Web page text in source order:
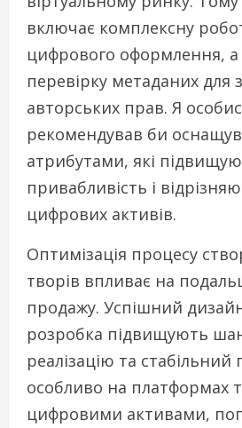
включає комплексну
цифрового оформлення,
перевірку метаданих для
авторських прав. Я
рекомендував би
атрибутами, які
привабливість і
цифрових активів.
Оптимізація процесу
творів впливає на
продажу. Успішний
розробка підвищують
реалізацію та стабільний
особливо на платформах
цифровими активами,